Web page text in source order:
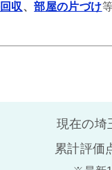
収、部屋の片づけ
現在の埼
累計評価